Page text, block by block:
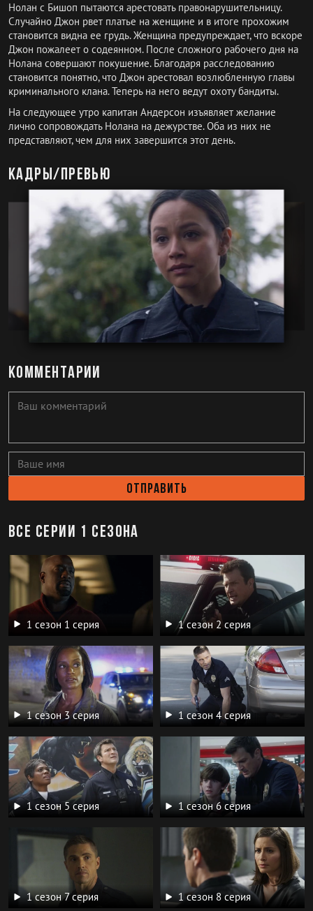
Нолан с Бишоп пытаются арестовать правонарушительницу.
Случайно Джон рвет платье на женщине и в итоге прохожим
становится видна ее грудь. Женщина предупреждает, что вскоре
Джон пожалеет о содеянном. После сложного рабочего дня на
Нолана совершают покушение. Благодаря расследованию
становится понятно, что Джон арестовал возлюбленную главы
криминального клана. Теперь на него ведут охоту бандиты.
На следующее утро капитан Андерсон изъявляет желание
лично сопровождать Нолана на дежурстве. Оба из них не
представляют, чем для них завершится этот день.
Кадры/превью
Комментарии
Отправить
Все серии 1 сезона
1 сезон 1 серия 1 сезон 2 серия
1 сезон 3 серия 1 сезон 4 серия
1 сезон 5 серия 1 сезон 6 серия
1 сезон 7 серия 1 сезон 8 серия